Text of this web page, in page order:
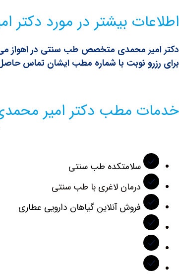
اطلاعات بیشتر در مورد
دکتر امیر محمدی متخصص طب سنتی در اهواز می
برای رزرو نوبت با شماره مطب ایشان تماس
خدمات مطب دکتر امیر
سلامتکده طب سنتی
درمان لاغری با طب سنتی
فروش آنلاین گیاهان دارویی عطاری